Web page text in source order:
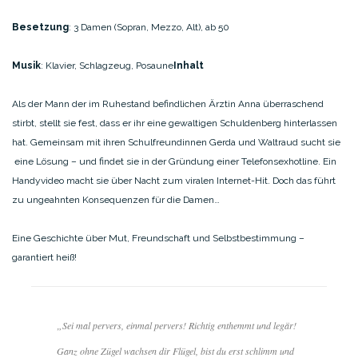
Besetzung: 3 Damen (Sopran, Mezzo, Alt), ab 50
Musik: Klavier, Schlagzeug, Posaune Inhalt
Als der Mann der im Ruhestand befindlichen Ärztin Anna überraschend
stirbt, stellt sie fest, dass er ihr eine gewaltigen Schuldenberg hinterlassen
hat. Gemeinsam mit ihren Schulfreundinnen Gerda und Waltraud sucht sie
eine Lösung – und findet sie in der Gründung einer Telefonsexhotline. Ein
Handyvideo macht sie über Nacht zum viralen Internet-Hit. Doch das führt
zu ungeahnten Konsequenzen für die Damen…
Eine Geschichte über Mut, Freundschaft und Selbstbestimmung –
garantiert heiß!
„Sei mal pervers, einmal pervers! Richtig enthemmt und legär!
Ganz ohne Zügel wachsen dir Flügel, bist du erst schlimm und